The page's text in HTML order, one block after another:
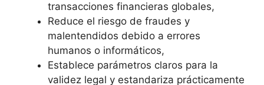
transacciones financieras globales,
Reduce el riesgo de fraudes y
malentendidos debido a errores
humanos o informáticos,
Establece parámetros claros para la
validez legal y estandariza prácticamente